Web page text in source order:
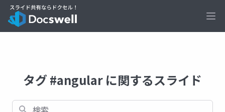
タグ #angular に関するスライド
検索